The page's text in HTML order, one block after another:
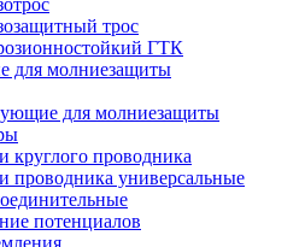
трос
ГТК
для молниезащиты
для молниезащиты
круглого проводника
проводника универсальные
потенциалов